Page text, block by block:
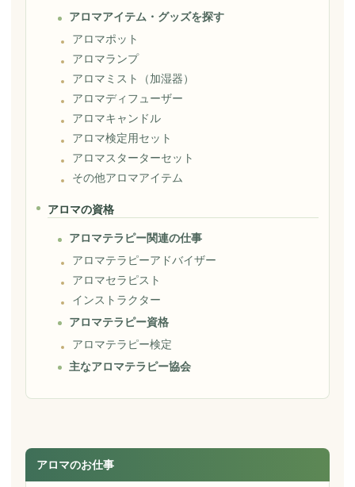
アロマアイテム・グッズを探す
アロマポット
アロマランプ
アロマミスト（加湿器）
アロマディフューザー
アロマキャンドル
アロマ検定用セット
アロマスターターセット
その他アロマアイテム
アロマの資格
アロマテラピー関連の仕事
アロマテラピーアドバイザー
アロマセラピスト
インストラクター
アロマテラピー資格
アロマテラピー検定
主なアロマテラピー協会
アロマのお仕事